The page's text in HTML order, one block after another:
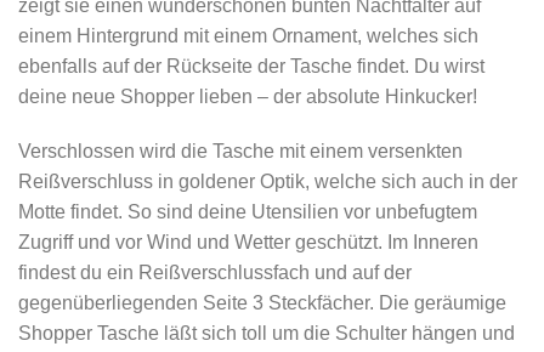
zeigt sie einen wunderschönen bunten Nachtfalter auf
einem Hintergrund mit einem Ornament, welches sich
ebenfalls auf der Rückseite der Tasche findet. Du wirst
deine neue Shopper lieben – der absolute Hinkucker!
Verschlossen wird die Tasche mit einem versenkten
Reißverschluss in goldener Optik, welche sich auch in der
Motte findet. So sind deine Utensilien vor unbefugtem
Zugriff und vor Wind und Wetter geschützt. Im Inneren
findest du ein Reißverschlussfach und auf der
gegenüberliegenden Seite 3 Steckfächer. Die geräumige
Shopper Tasche läßt sich toll um die Schulter hängen und